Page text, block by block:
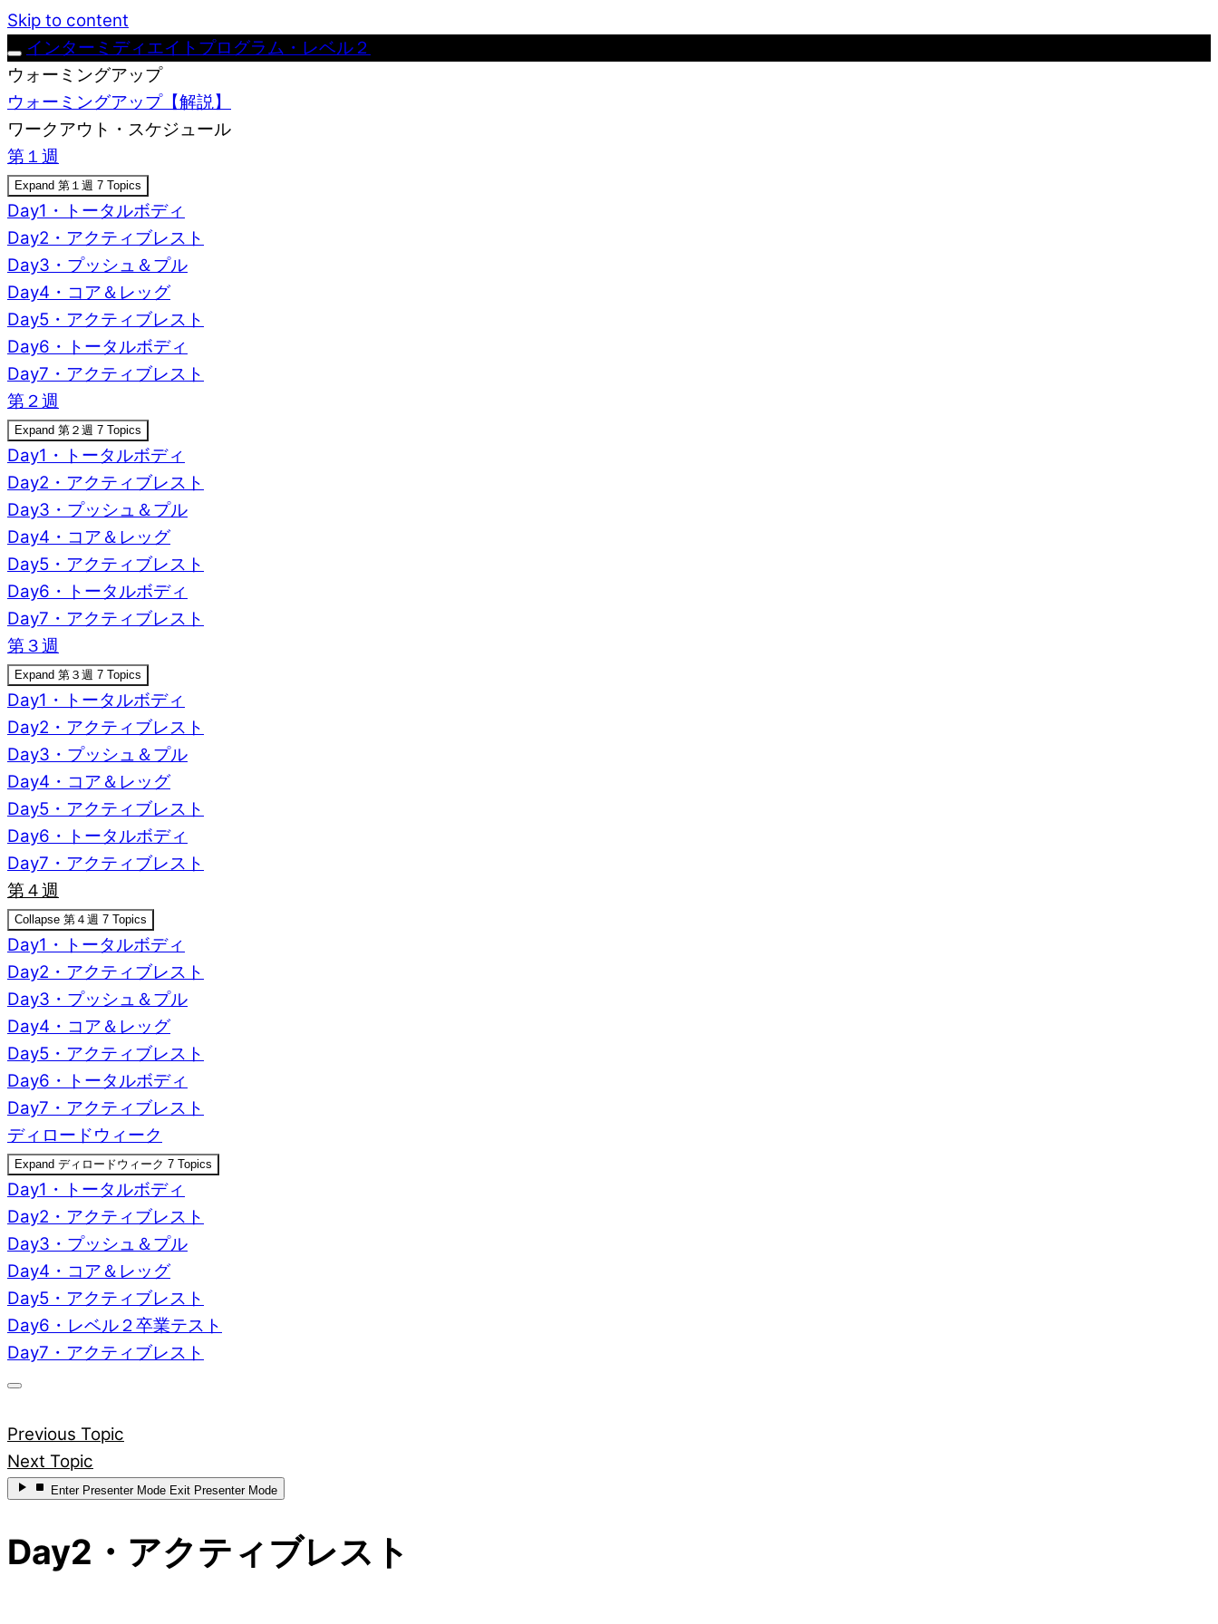
Skip to content
インターミディエイトプログラム・レベル２
ウォーミングアップ
ウォーミングアップ【解説】
ワークアウト・スケジュール
第１週
Expand 第１週 7 Topics
Day1・トータルボディ
Day2・アクティブレスト
Day3・プッシュ＆プル
Day4・コア＆レッグ
Day5・アクティブレスト
Day6・トータルボディ
Day7・アクティブレスト
第２週
Expand 第２週 7 Topics
Day1・トータルボディ
Day2・アクティブレスト
Day3・プッシュ＆プル
Day4・コア＆レッグ
Day5・アクティブレスト
Day6・トータルボディ
Day7・アクティブレスト
第３週
Expand 第３週 7 Topics
Day1・トータルボディ
Day2・アクティブレスト
Day3・プッシュ＆プル
Day4・コア＆レッグ
Day5・アクティブレスト
Day6・トータルボディ
Day7・アクティブレスト
第４週
Collapse 第４週 7 Topics
Day1・トータルボディ
Day2・アクティブレスト
Day3・プッシュ＆プル
Day4・コア＆レッグ
Day5・アクティブレスト
Day6・トータルボディ
Day7・アクティブレスト
ディロードウィーク
Expand ディロードウィーク 7 Topics
Day1・トータルボディ
Day2・アクティブレスト
Day3・プッシュ＆プル
Day4・コア＆レッグ
Day5・アクティブレスト
Day6・レベル２卒業テスト
Day7・アクティブレスト
Previous Topic
Next Topic
Enter Presenter Mode Exit Presenter Mode
Day2・アクティブレスト